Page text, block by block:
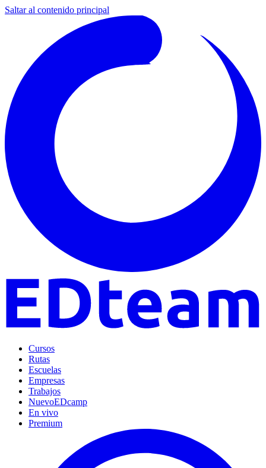
Saltar al contenido principal
Cursos
Rutas
Escuelas
Empresas
Trabajos
NuevoEDcamp
En vivo
Premium